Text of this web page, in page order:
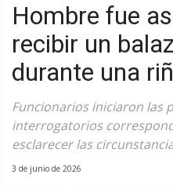
Hombre fue
recibir un
durante una
Funcionarios iniciaron las
interrogatorios
esclarecer las
3 de junio de 2026